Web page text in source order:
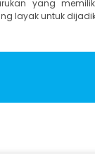
yang
layak untuk